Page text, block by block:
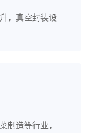
，真空封装设
制造等行业，